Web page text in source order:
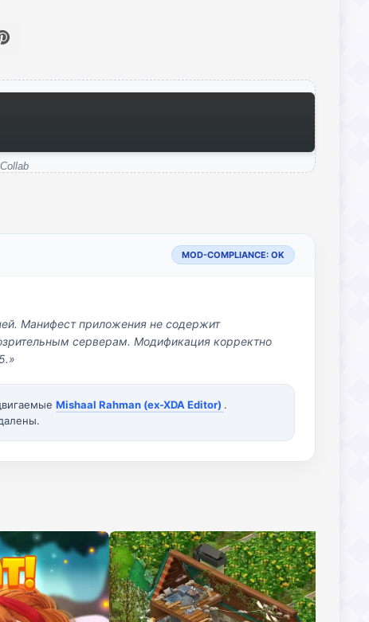
MOD-COMPLIANCE: OK
Манифест приложения не содержит
серверам. Модификация корректно
Mishaal Rahman (ex-XDA Editor) .